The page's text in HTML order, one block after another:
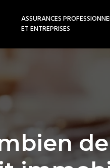
ASSURANCES
ET ENTREPRISES